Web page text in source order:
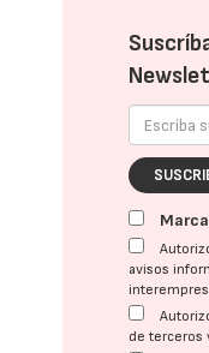
avisos
de terceros